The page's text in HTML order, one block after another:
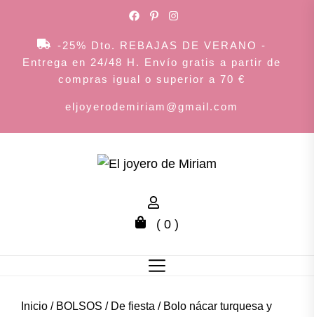
content
-25% Dto. REBAJAS DE VERANO -
Entrega en 24/48 H. Envío gratis a partir de
compras igual o superior a 70 €
eljoyerodemiriam@gmail.com
joyero
de
( 0 )
Inicio / BOLSOS / De fiesta / Bolo nácar turquesa y